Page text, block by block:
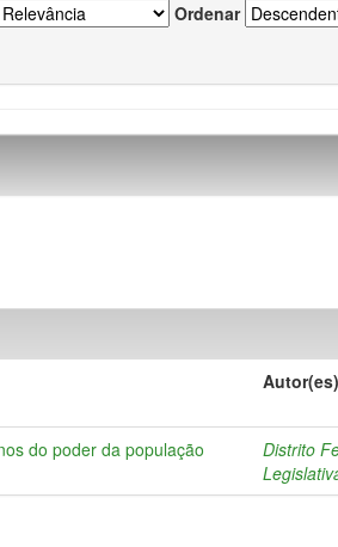
Ordenar
Autor(es)
do poder da população
Distrito